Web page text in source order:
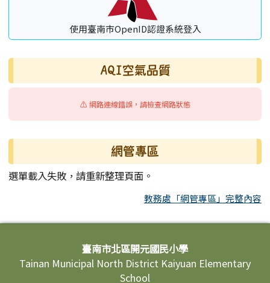
使用臺南市OpenID認證系統登入
AQI空氣品質
⚠️ 網路連線錯誤，請檢查網路狀態
網管專區
選單載入失敗，請重新整理頁面。
教務處「網管專區」完整內容
頁尾區域內容臺南市北區開元國民小學
Tainan Municipal North District Kaiyuan Elementary
School